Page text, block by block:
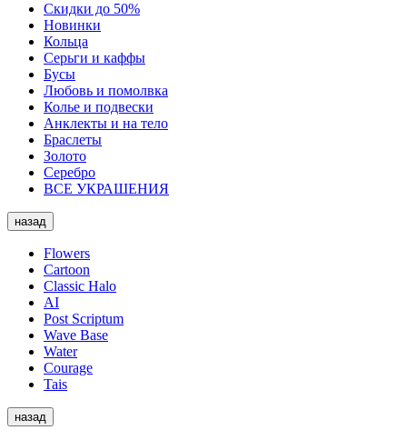
Скидки до 50%
Новинки
Кольца
Серьги и каффы
Бусы
Любовь и помолвка
Колье и подвески
Анклекты и на тело
Браслеты
Золото
Серебро
ВСЕ УКРАШЕНИЯ
назад
Flowers
Cartoon
Classic Halo
AI
Post Scriptum
Wave Base
Water
Courage
Tais
назад